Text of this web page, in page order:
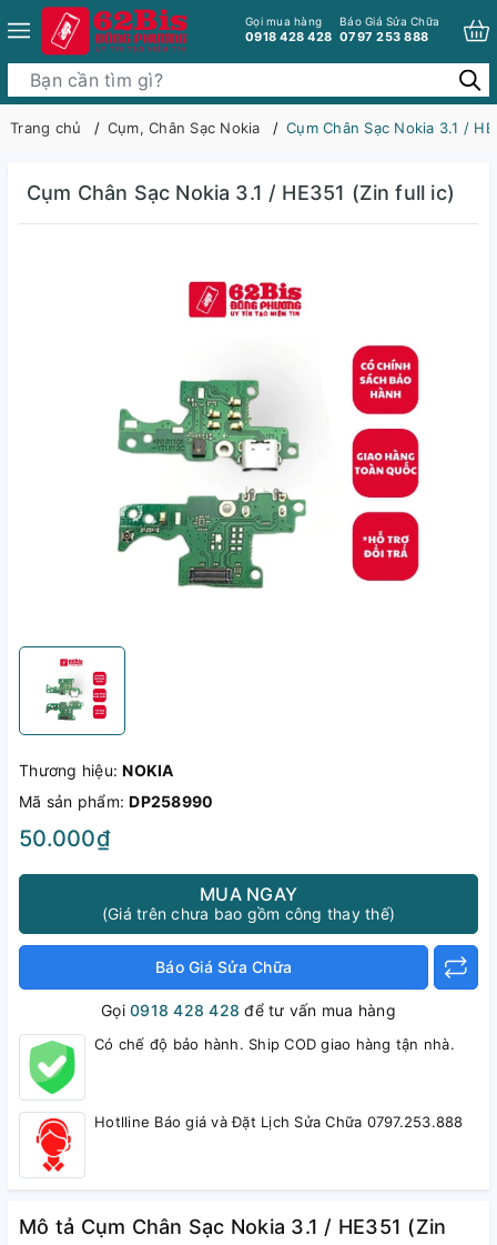
Gọi mua hàng
0918 428 428
Báo Giá Sửa Chữa
0797 253 888
Trang chủ Cụm, Chân Sạc Nokia Cụm Chân Sạc Nokia 3.1 /
Cụm Chân Sạc Nokia 3.1 / HE351 (Zin full ic)
Thương hiệu:NOKIA
Mã sản phẩm:DP258990
50.000₫
MUA NGAY
(Giá trên chưa bao gồm công thay thế)
Báo Giá Sửa Chữa
Gọi0918 428 428 để tư vấn mua hàng
Có chế độ bảo hành. Ship COD giao hàng tận nhà.
Hotlline Báo giá và Đặt Lịch Sửa Chữa 0797.253.888
Mô tả Cụm Chân Sạc Nokia 3.1 / HE351 (Zin